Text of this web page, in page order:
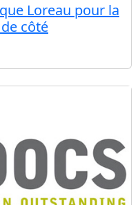
Loreau pour la
côté